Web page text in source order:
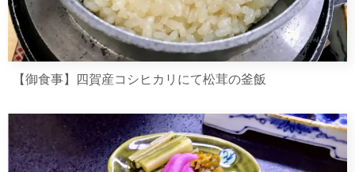
【御食事】四賀産コシヒカリにて松茸の釜飯